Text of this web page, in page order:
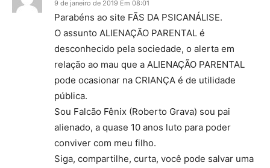
9 de janeiro de 2019 Em 08:01
Parabéns ao site FÃS DA PSICANÁLISE.
O assunto ALIENAÇÃO PARENTAL é
desconhecido pela sociedade, o alerta em
relação ao mau que a ALIENAÇÃO PARENTAL
pode ocasionar na CRIANÇA é de utilidade
pública.
Sou Falcão Fênix (Roberto Grava) sou pai
alienado, a quase 10 anos luto para poder
conviver com meu filho.
Siga, compartilhe, curta, você pode salvar uma